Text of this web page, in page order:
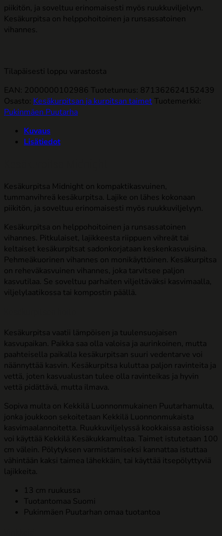
piikitön, ja soveltuu erinomaisesti myös ruukkuviljelyyn.
Kesäkurpitsa on helppohoitoinen ja runsassatoinen
vihannes.
Tilapäisesti loppu varastosta
EAN: 2000000102986 Tuotetunnus: 871362624152439
Osasto: Kesäkurpitsan ja kurpitsan taimetTuotemerkki:
Pukinmäen Puutarha
Kuvaus
Lisätiedot
Kesäkurpitsa Midnight on kompaktikasvuinen,
tummanvihreä kesäkurpitsa. Lajike on lähes kokonaan
piikitön, ja soveltuu erinomaisesti myös ruukkuviljelyyn.
Kesäkurpitsa on helppohoitoinen ja runsassatoinen
vihannes. Pitkulaiset, lajikkeesta riippuen vihreät tai
keltaiset kesäkurpitsat sadonkorjataan keskenkasvuisina.
Pehmeäkuorinen vihannes on monikäyttöinen. Kesäkurpitsa
on reheväkasvuinen vihannes, joka tarvitsee paljon
kasvutilaa. Se soveltuu parhaiten viljeltäväksi kasvimaalla,
viljelylaatikossa tai kompostin päällä.
Kesäkurpitsa vaatii lämpöisen ja tuulensuojaisen
kasvupaikan. Paikka saa olla valoisa ja aurinkoinen, mutta
paahteisella paikalla kesäkurpitsan suuri vedentarve voi
näännyttää kasvin. Kesäkurpitsa kuluttaa paljon ravinteita ja
vettä, joten kasvualustan tulee olla ravinteikas ja hyvin
vettä pidättävä, mutta ilmava.
Sopiva multa on Kekkilä Luonnonmukainen Puutarhamulta,
jonka joukkoon sekoitetaan Kekkilä Luonnonmukaista
kasvimaalannoitetta. Ruukkuviljelyssä kookkaissa astioissa
voi käyttää Kekkilä Kesäkukkamultaa. Taimet istutetaan 100
cm välein. Pölytyksen varmistamiseksi kannattaa istuttaa
vähintään kaksi taimea lähekkäin, tai käyttää itsepölyttyviä
lajikkeita.
13 cm ruukussa
Tuotantomaa Suomi
Pukinmäen Puutarhan omaa tuotantoa